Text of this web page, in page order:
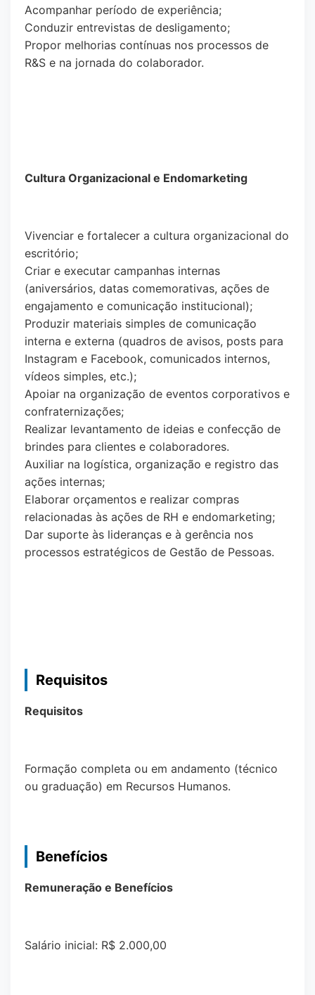
Acompanhar período de experiência;
Conduzir entrevistas de desligamento;
Propor melhorias contínuas nos processos de
R&S e na jornada do colaborador.
Cultura Organizacional e Endomarketing
Vivenciar e fortalecer a cultura organizacional do
escritório;
Criar e executar campanhas internas
(aniversários, datas comemorativas, ações de
engajamento e comunicação institucional);
Produzir materiais simples de comunicação
interna e externa (quadros de avisos, posts para
Instagram e Facebook, comunicados internos,
vídeos simples, etc.);
Apoiar na organização de eventos corporativos e
confraternizações;
Realizar levantamento de ideias e confecção de
brindes para clientes e colaboradores.
Auxiliar na logística, organização e registro das
ações internas;
Elaborar orçamentos e realizar compras
relacionadas às ações de RH e endomarketing;
Dar suporte às lideranças e à gerência nos
processos estratégicos de Gestão de Pessoas.
Requisitos
Requisitos
Formação completa ou em andamento (técnico
ou graduação) em Recursos Humanos.
Benefícios
Remuneração e Benefícios
Salário inicial: R$ 2.000,00